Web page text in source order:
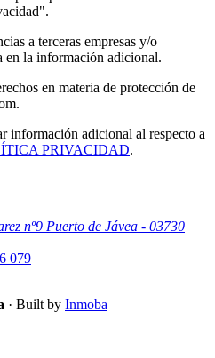
a terceras empresas y/o
en la información adicional.
en materia de protección de
información adicional al respecto a
PRIVACIDAD.
nº9 Puerto de Jávea - 03730
079
· Built by Inmoba